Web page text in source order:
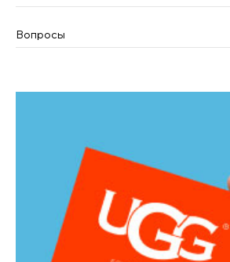
Вопросы